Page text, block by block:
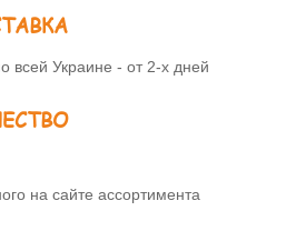
всей Украине - от 2-х дней
на сайте ассортимента